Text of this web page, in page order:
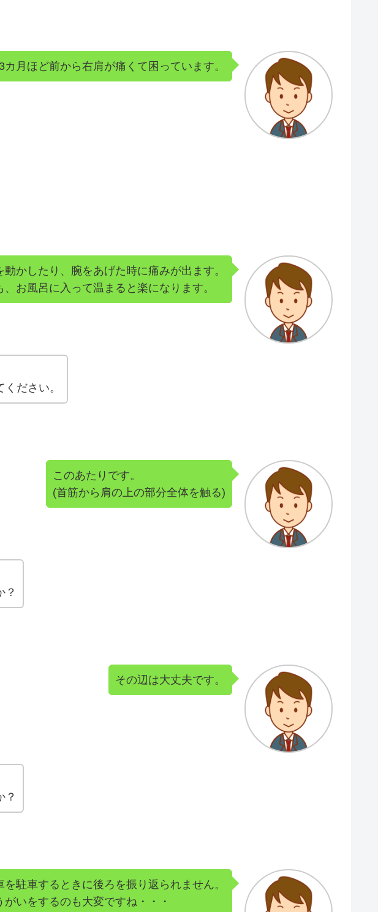
3カ月ほど前から右肩が痛くて困っています。
動かしたり、腕をあげた時に痛みが出ます。
、お風呂に入って温まると楽になります。
ださい。
このあたりです。
(首筋から肩の上の部分全体を触る)
？
その辺は大丈夫です。
？
を駐車するときに後ろを振り返られません。
がいをするのも大変ですね・・・